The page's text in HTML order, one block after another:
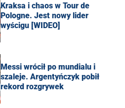
Kraksa i chaos w Tour de
Pologne. Jest nowy lider
wyścigu [WIDEO]
Messi wrócił po mundialu i
szaleje. Argentyńczyk pobił
rekord rozgrywek